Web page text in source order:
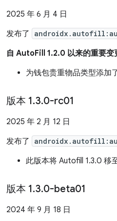
2025 年 6 月 4 日
发布了
自 AutoFill 1.2.0 以来的重要变
为钱包贵重物品类型添加
版本 1.3.0-rc01
2025 年 2 月 12 日
发布了
此版本将 Autofill 1.3.0 移
版本 1.3.0-beta01
2024 年 9 月 18 日